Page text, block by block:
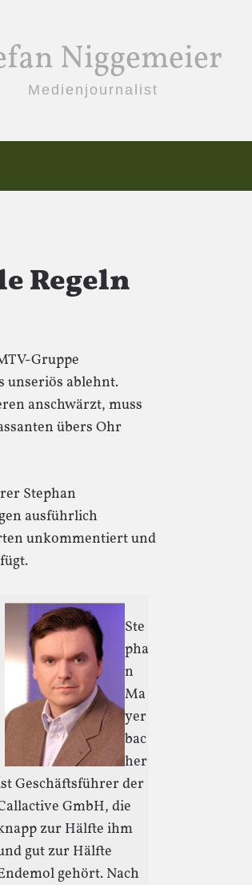
Niggemeier
Medienjournalist
Regeln
Gruppe
unseriös ablehnt.
anschwärzt, muss
übers Ohr
Stephan
ausführlich
unkommentiert und
Ste
pha
n
Ma
yer
bac
her
Geschäftsführer der
GmbH, die
zur Hälfte ihm
gut zur Hälfte
gehört. Nach